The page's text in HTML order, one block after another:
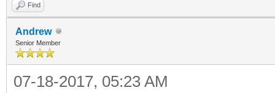
Find
Andrew
Senior Member
07-18-2017, 05:23 AM